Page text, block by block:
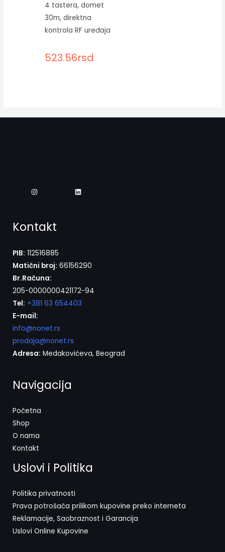
4 tastera, domet
30m, direktna
kontrola RF uređaja
523.56rsd
Kontakt
PIB: 112516885
Matični broj: 66156290
Br.Računa:
205-0000000421172-94
Tel: +381 63 654403
E-mail:
info@nonet.rs
prodaja@nonet.rs
Adresa: Medakovićeva, Beograd
Navigacija
Početna
Shop
O nama
Kontakt
Uslovi i Politika
Politika privatnosti
Prava potrošača prilikom kupovine preko interneta
Reklamacije, Saobraznost i Garancija
Uslovi Online Kupovine